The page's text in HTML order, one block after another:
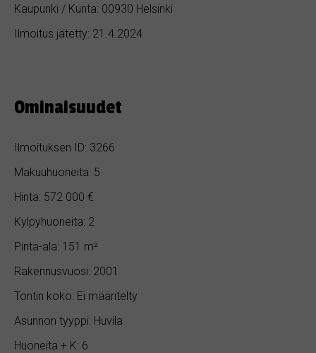
Kaupunki / Kunta: 00930 Helsinki
Ilmoitus jätetty: 21.4.2024
Ominaisuudet
Ilmoituksen ID: 3266
Makuuhuoneita: 5
Hinta: 572 000 €
Kylpyhuoneita: 2
Pinta-ala: 151 m²
Rakennusvuosi: 2001
Tontin koko: Ei määritelty
Asunnon tyyppi: Huvila
Huoneita + K: 6